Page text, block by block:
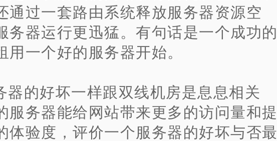
通过一套路由系统释放服务器资源空
务器运行更迅猛。有句话是一个成功的
用一个好的服务器开始。
器的好坏一样跟双线机房是息息相关
服务器能给网站带来更多的访问量和提
体验度，评价一个服务器的好坏与否最